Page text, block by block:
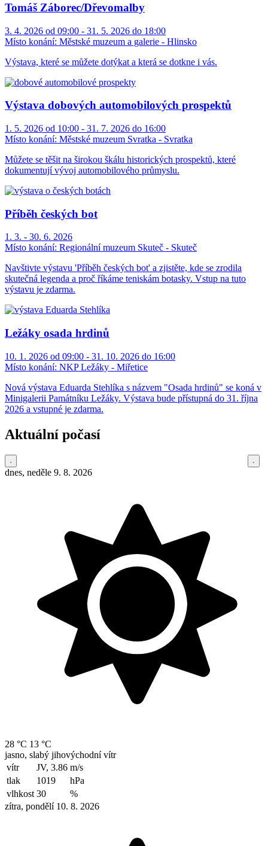
Tomáš Záborec/Dřevomalby
3. 4. 2026 od 09:00 - 31. 5. 2026 do 18:00
Místo konání: Městské muzeum a galerie - Hlinsko
Výstava, které se můžete dotýkat a která se dotkne i vás.
Výstava dobových automobilových prospektů
1. 5. 2026 od 10:00 - 31. 7. 2026 do 16:00
Místo konání: Městské muzeum Svratka - Svratka
Můžete se těšit na širokou škálu historických prospektů, které
dokumentují vývoj automobilového průmyslu.
Příběh českých bot
1. 3. - 30. 6. 2026
Místo konání: Regionální muzeum Skuteč - Skuteč
Navštivte výstavu 'Příběh českých bot' a zjistěte, kde se zrodila
skutečná legenda a proč říkáme teniskám botasky. Vstup na tuto
výstavu je zdarma.
Ležáky osada hrdinů
10. 1. 2026 od 09:00 - 31. 10. 2026 do 16:00
Místo konání: NKP Ležáky - Miřetice
Nová výstava Eduarda Stehlíka s názvem "Osada hrdinů" se koná v
Minigalerii Památníku Ležáky. Výstava bude přístupná do 31. října
2026 a vstupné je zdarma.
Aktuální počasí
dnes, neděle 9. 8. 2026
28 °C 13 °C
jasno, slabý jihovýchodní vítr
vítr
JV, 3.86 m/s
tlak
1019
hPa
vlhkost 30
%
zítra, pondělí 10. 8. 2026